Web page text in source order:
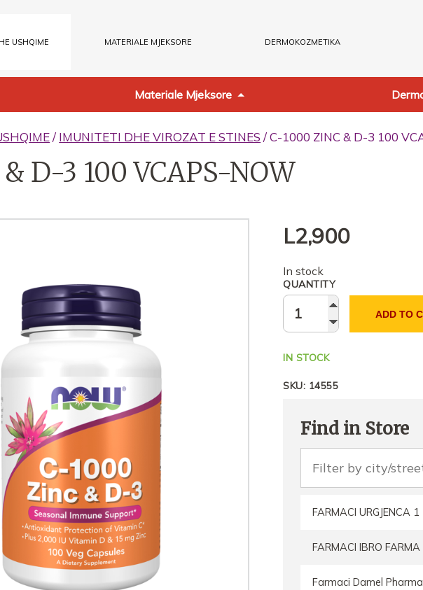
USHQIME MATERIALE MJEKSORE DERMOKOZMETIKA
Materiale Mjeksore
/ IMUNITETI DHE VIROZAT E STINES / C-1000 ZINC & D-3 100
D-3 100 VCAPS-NOW
L2,900
In stock
QUANTITY
ADD TO
IN STOCK
SKU: 14555
Find in Store
FARMACI URGJENCA 1
FARMACI IBRO FARMA
Farmaci Damel Pharma